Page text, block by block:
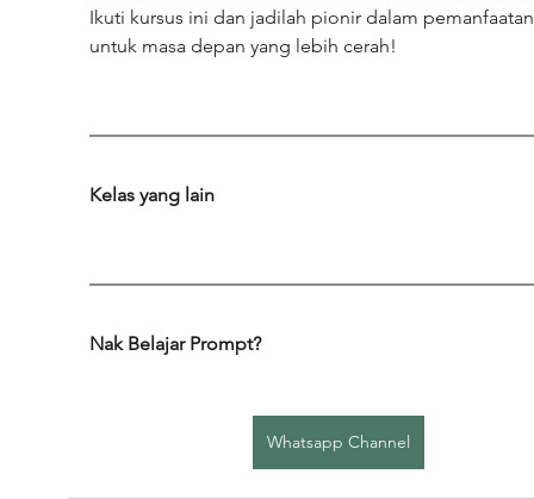
Ikuti kursus ini dan jadilah pionir dalam
untuk masa depan yang lebih cerah!
Kelas yang lain
Nak Belajar Prompt?
Whatsapp Channel